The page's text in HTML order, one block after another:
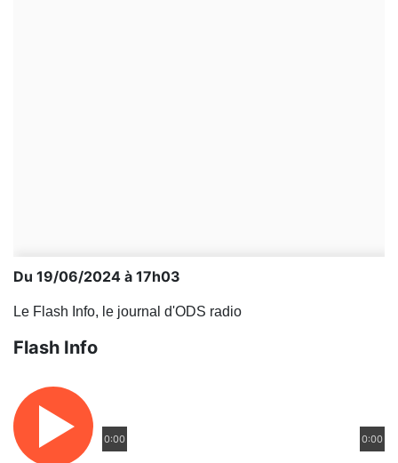
Du 19/06/2024 à 17h03
Le Flash Info, le journal d'ODS radio
Flash Info
0:00 0:00